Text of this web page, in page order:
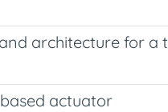
architecture for a
actuator